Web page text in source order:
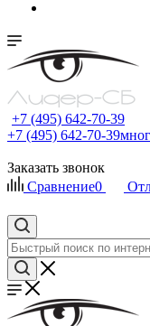
+7 (495) 642-70-39
+7 (495) 642-70-39
Заказать звонок
Сравнение0